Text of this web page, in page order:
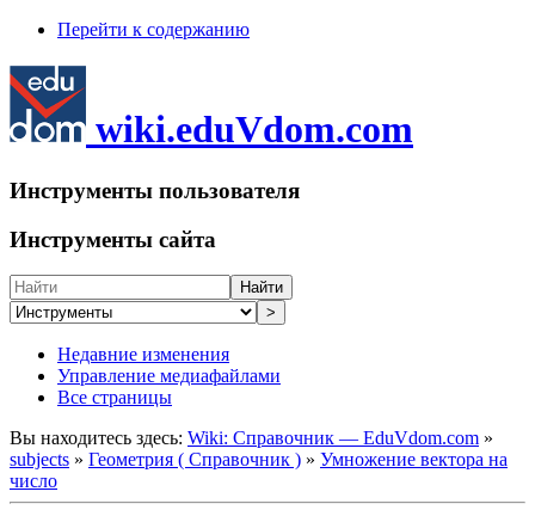
Перейти к содержанию
wiki.eduVdom.com
Инструменты пользователя
Инструменты сайта
Найти
>
Недавние изменения
Управление медиафайлами
Все страницы
Вы находитесь здесь: Wiki: Справочник — EduVdom.com »
subjects » Геометрия ( Справочник ) » Умножение вектора на
число